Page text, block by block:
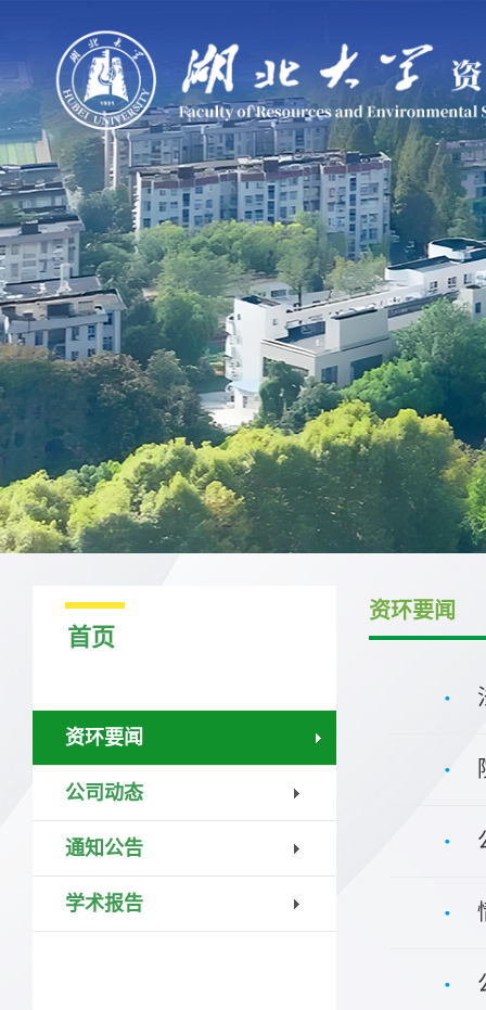
首页
资环要闻
公司动态
通知公告
学术报告
资环要闻